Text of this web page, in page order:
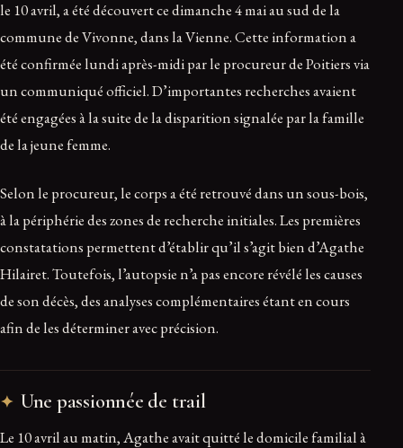
le 10 avril, a été découvert ce dimanche 4 mai au sud de la
commune de Vivonne, dans la Vienne. Cette information a
été confirmée lundi après-midi par le procureur de Poitiers via
un communiqué officiel. D’importantes recherches avaient
été engagées à la suite de la disparition signalée par la famille
de la jeune femme.
Selon le procureur, le corps a été retrouvé dans un sous-bois,
à la périphérie des zones de recherche initiales. Les premières
constatations permettent d’établir qu’il s’agit bien d’Agathe
Hilairet. Toutefois, l’autopsie n’a pas encore révélé les causes
de son décès, des analyses complémentaires étant en cours
afin de les déterminer avec précision.
Une passionnée de trail
Le 10 avril au matin, Agathe avait quitté le domicile familial à